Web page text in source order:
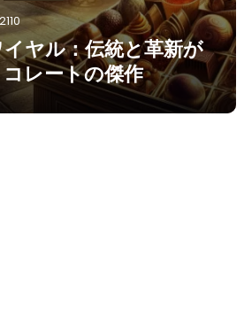
ヤル：伝統と革新が
レートの傑作